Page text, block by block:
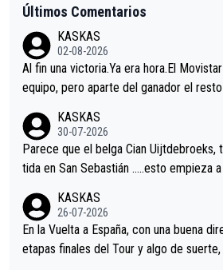
Últimos Comentarios
KASKAS
02-08-2026
Al fin una victoria.Ya era hora.El
equipo, pero aparte del ganador el
s.La única buena noticia es la mejoría de
astian.Si en la Vuelta a Burgos sigue la
er alguna sorpresa en la Vuelta.Ojalá.
KASKAS
30-07-2026
Parece que el belga Cian Uijtdebroeks,
tida en San Sebastián …..esto empieza
KASKAS
26-07-2026
En la Vuelta a España, con una buena
etapas finales del Tour y algo de